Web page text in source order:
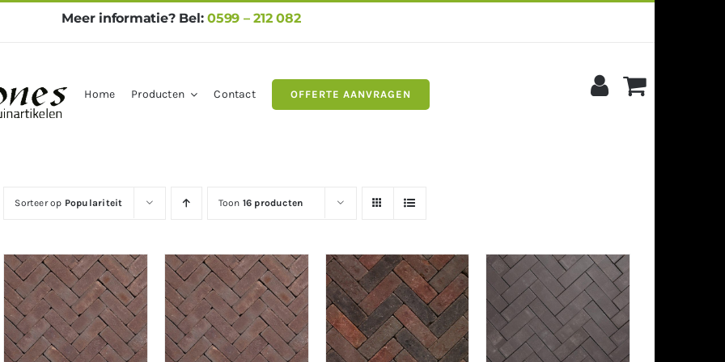
Meer informatie? Bel:0599 – 212 082
Home Producten Contact OFFERTE AANVRAGEN
Sorteer op Populariteit Toon 16 producten